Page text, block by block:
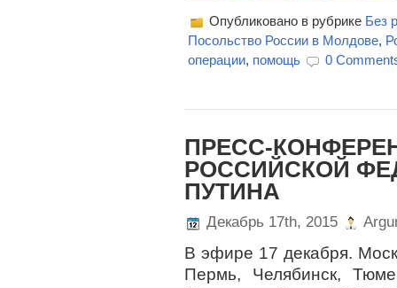
Опубликовано в рубрике Без
Посольство России в Молдове,
операции, помощь 0
ПРЕСС-
РОССИЙСКОЙ
ПУТИНА
Декабрь 17th, 2015
В эфире 17 декабря.
Пермь, Челябинск,